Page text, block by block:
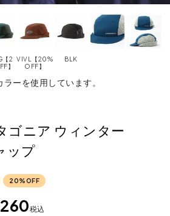
【2
】
VIVL【20%
OFF】
BLK
ーを使用しています。
ニア ウィンター
ップ
20%OFF
税込